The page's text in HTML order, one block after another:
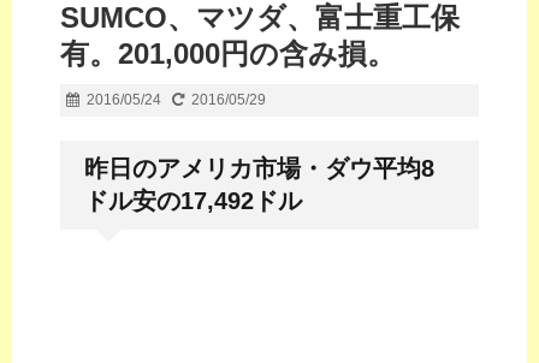
SUMCO、マツダ、富士重工保
有。201,000円の含み損。
2016/05/24 2016/05/29
昨日のアメリカ市場・ダウ平均8
ドル安の17,492ドル